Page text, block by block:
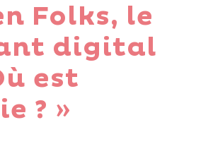
Folks, le
digital
est
? »